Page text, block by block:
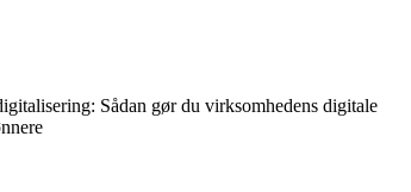
Sådan gør du virksomhedens digitale